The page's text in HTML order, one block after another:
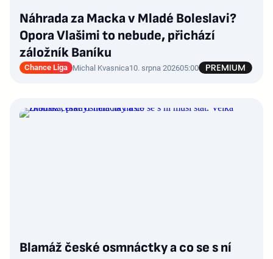
Náhrada za Macka v Mladé Boleslavi?
Opora Vlašimi to nebude, přichází
záložník Baníku
Chance Liga Michal Kvasnica10. srpna 202605:00
Blamáž české osmnáctky a co se s ní